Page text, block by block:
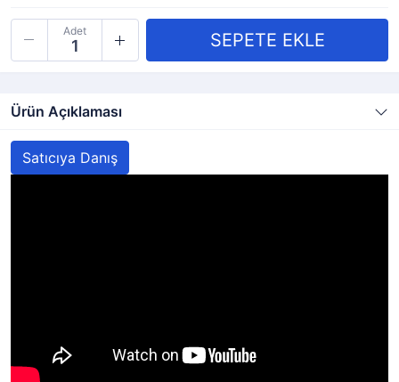
Adet
Ürün Açıklaması
Satıcıya Danış